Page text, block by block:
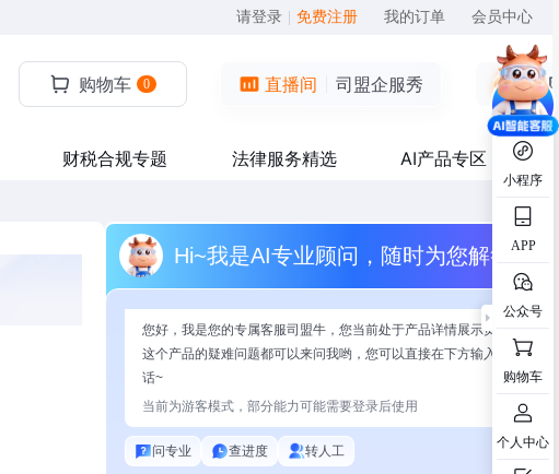
请登录 免费注册 我的订单 会员中心
小程序
APP
公众号
购物车
个人中心
购物车 0 直播间 司盟企服秀
财税合规专题 法律服务精选 AI产品专区
Hi~我是AI专业顾问，随时为您解答
您好，我是您的专属客服司盟牛，您当前处于产品详情展示页面，有关
这个产品的疑难问题都可以来问我哟，您可以直接在下方输入问题开始
话~
当前为游客模式，部分能力可能需要登录后使用
问专业 查进度 转人工